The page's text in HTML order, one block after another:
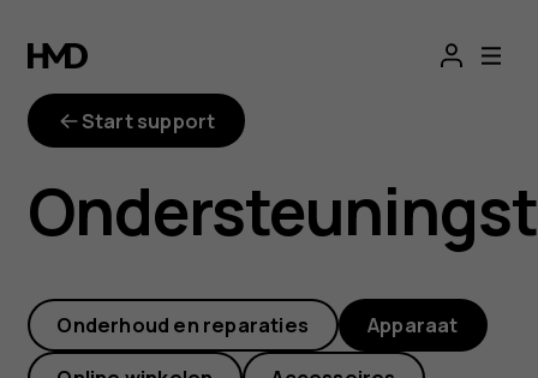
Hoe
kan
ik
verschillende
beltonen
Start support
Onderhoud en reparaties Apparaat